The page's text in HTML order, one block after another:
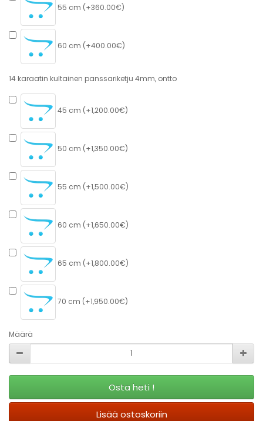
55 cm (+360.00€)
60 cm (+400.00€)
14 karaatin kultainen panssariketju 4mm, ontto
45 cm (+1,200.00€)
50 cm (+1,350.00€)
55 cm (+1,500.00€)
60 cm (+1,650.00€)
65 cm (+1,800.00€)
70 cm (+1,950.00€)
Määrä
Osta heti !
Lisää ostoskoriin